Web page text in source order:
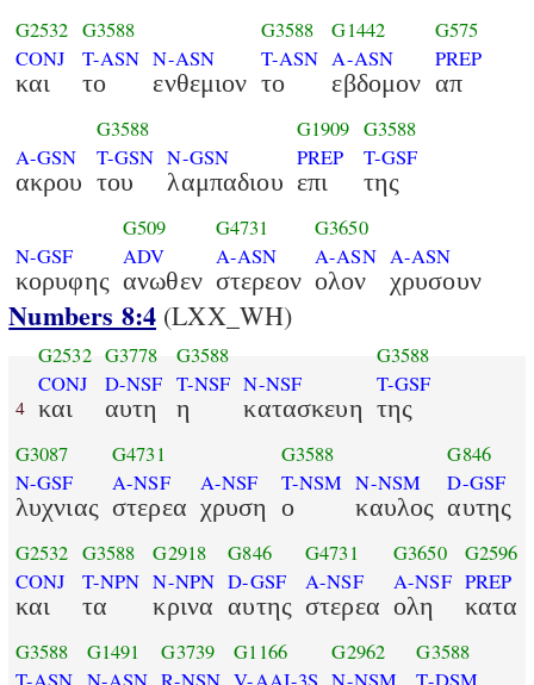
G2532
CONJ
και
G3588
T-ASN
το
N-ASN
ενθεμιον
G3588
T-ASN
το
G1442
A-ASN
εβδομον
G575
PREP
απ
A-GSN
ακρου
G3588
T-GSN
του
N-GSN
λαμπαδιου
G1909
PREP
επι
G3588
T-GSF
της
N-GSF
κορυφης
G509
ADV
ανωθεν
G4731
A-ASN
στερεον
G3650
A-ASN
ολον
A-ASN
χρυσουν
Numbers 8:4 (LXX_WH)
4
G2532
CONJ
και
G3778
D-NSF
αυτη
G3588
T-NSF
η
N-NSF
κατασκευη
G3588
T-GSF
της
G3087
N-GSF
λυχνιας
G4731
A-NSF
στερεα
A-NSF
χρυση
G3588
T-NSM
ο
N-NSM
καυλος
G846
D-GSF
αυτης
G2532
CONJ
και
G3588
T-NPN
τα
G2918
N-NPN
κρινα
G846
D-GSF
αυτης
G4731
A-NSF
στερεα
G3650
A-NSF
ολη
G2596
PREP
κατα
G3588
G1491
G3739
G1166
G2962
G3588